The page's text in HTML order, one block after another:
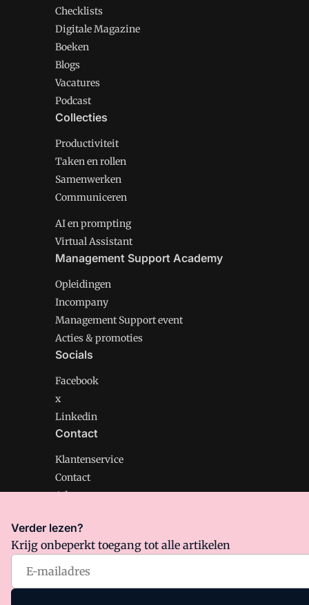
Checklists
Digitale Magazine
Boeken
Blogs
Vacatures
Podcast
Collecties
Productiviteit
Taken en rollen
Samenwerken
Communiceren
AI en prompting
Virtual Assistant
Management Support Academy
Opleidingen
Incompany
Management Support event
Acties & promoties
Socials
Facebook
x
Linkedin
Contact
Klantenservice
Contact
Adverteren
Management Support is onderdeel van VMN media.
Algemene Voorwaarden
Verder lezen?
Krijg onbeperkt toegang tot alle artikelen